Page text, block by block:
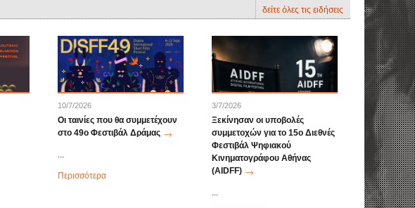
δείτε όλες τις ειδήσεις
10/7/2026
Οι ταινίες που θα συμμετέχουν
στο 49o Φεστιβάλ Δράμας
...
Περισσότερα
3/7/2026
Ξεκίνησαν οι υποβολές
συμμετοχών για το 15ο Διεθνές
Φεστιβάλ Ψηφιακού
Κινηματογράφου Αθήνας
(AIDFF)
...